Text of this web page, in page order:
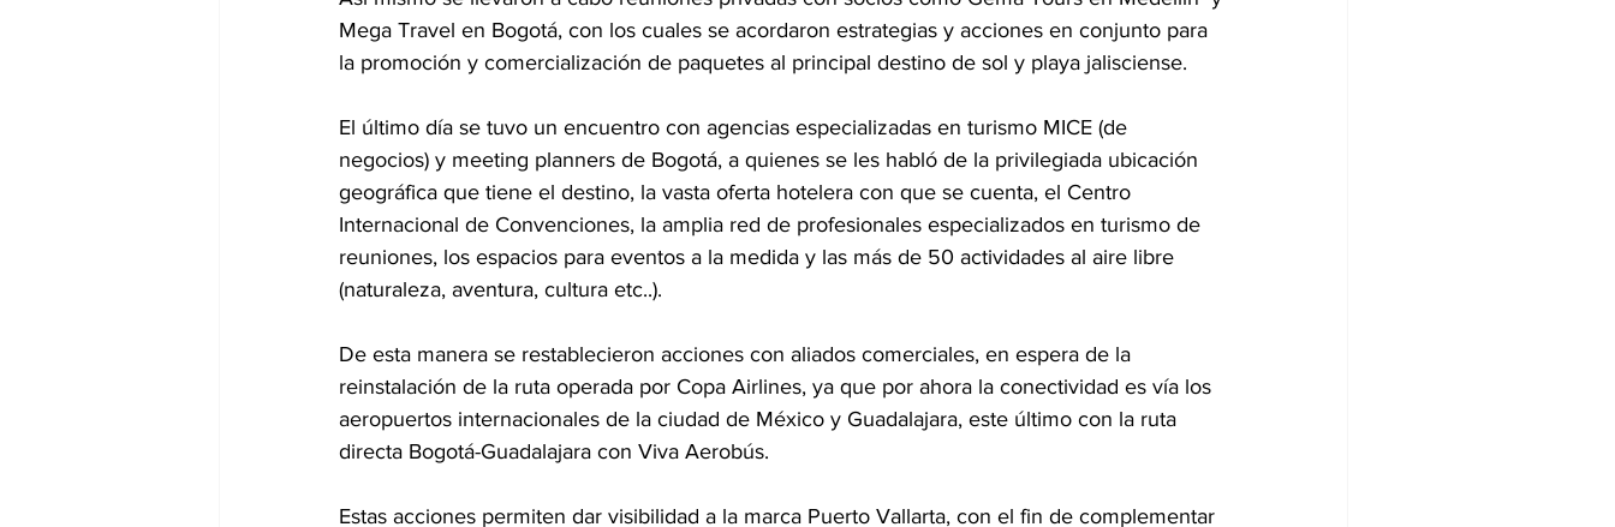
Mega Travel en Bogotá, con los cuales se acordaron estrategias y acciones en conjunto para
la promoción y comercialización de paquetes al principal destino de sol y playa jalisciense.
El último día se tuvo un encuentro con agencias especializadas en turismo MICE (de
negocios) y meeting planners de Bogotá, a quienes se les habló de la privilegiada ubicación
geográfica que tiene el destino, la vasta oferta hotelera con que se cuenta, el Centro
Internacional de Convenciones, la amplia red de profesionales especializados en turismo de
reuniones, los espacios para eventos a la medida y las más de 50 actividades al aire libre
(naturaleza, aventura, cultura etc..).
De esta manera se restablecieron acciones con aliados comerciales, en espera de la
reinstalación de la ruta operada por Copa Airlines, ya que por ahora la conectividad es vía los
aeropuertos internacionales de la ciudad de México y Guadalajara, este último con la ruta
directa Bogotá-Guadalajara con Viva Aerobús.
Estas acciones permiten dar visibilidad a la marca Puerto Vallarta, con el fin de complementar